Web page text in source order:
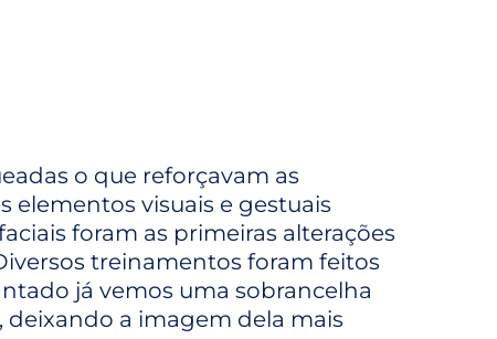
o que reforçavam as
elementos visuais e gestuais
foram as primeiras alterações
treinamentos foram feitos
já vemos uma sobrancelha
deixando a imagem dela mais